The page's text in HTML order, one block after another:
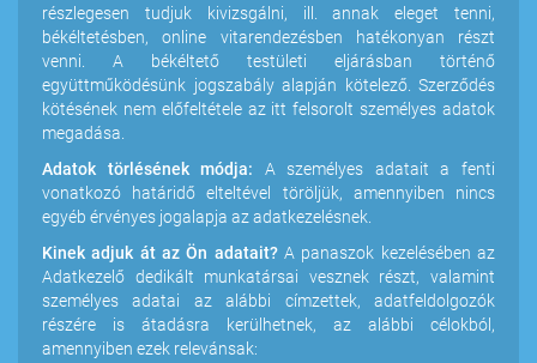
részlegesen tudjuk kivizsgálni, ill. annak eleget tenni,
békéltetésben, online vitarendezésben hatékonyan részt
venni. A békéltető testületi eljárásban történő
együttműködésünk jogszabály alapján kötelező. Szerződés
kötésének nem előfeltétele az itt felsorolt személyes adatok
megadása.
Adatok törlésének módja: A személyes adatait a fenti
vonatkozó határidő elteltével töröljük, amennyiben nincs
egyéb érvényes jogalapja az adatkezelésnek.
Kinek adjuk át az Ön adatait?A panaszok kezelésében az
Adatkezelő dedikált munkatársai vesznek részt, valamint
személyes adatai az alábbi címzettek, adatfeldolgozók
részére is átadásra kerülhetnek, az alábbi célokból,
amennyiben ezek relevánsak: